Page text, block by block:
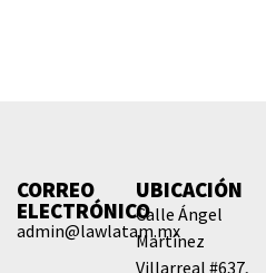
CORREO
ELECTRÓNICO
admin@lawlatam.mx
UBICACIÓN
Calle Ángel
Martínez
Villarreal #637,